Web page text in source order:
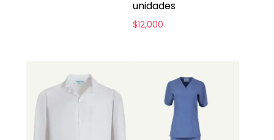
unidades
$12,000